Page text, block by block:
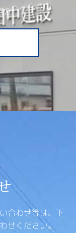
介
合わせ等は、 下
せください。